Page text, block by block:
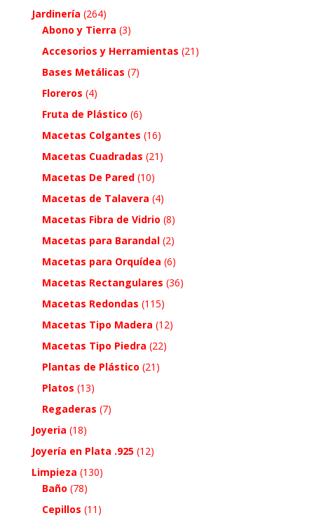
Jardinería (264)
Abono y Tierra (3)
Accesorios y Herramientas (21)
Bases Metálicas (7)
Floreros (4)
Fruta de Plástico (6)
Macetas Colgantes (16)
Macetas Cuadradas (21)
Macetas De Pared (10)
Macetas de Talavera (4)
Macetas Fibra de Vidrio (8)
Macetas para Barandal (2)
Macetas para Orquídea (6)
Macetas Rectangulares (36)
Macetas Redondas (115)
Macetas Tipo Madera (12)
Macetas Tipo Piedra (22)
Plantas de Plástico (21)
Platos (13)
Regaderas (7)
Joyeria (18)
Joyería en Plata .925 (12)
Limpieza (130)
Baño (78)
Cepillos (11)